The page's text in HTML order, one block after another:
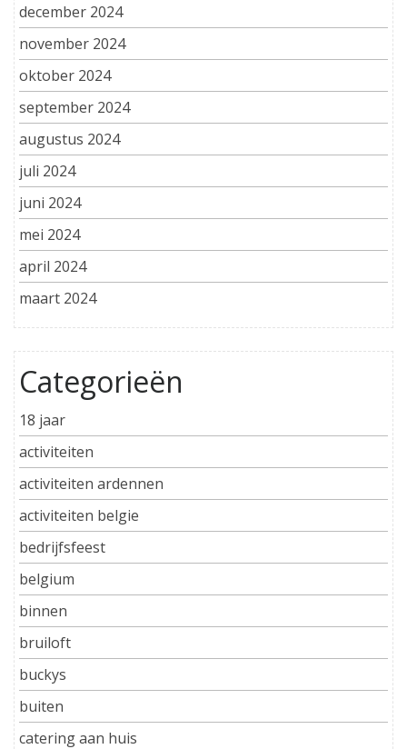
december 2024
november 2024
oktober 2024
september 2024
augustus 2024
juli 2024
juni 2024
mei 2024
april 2024
maart 2024
Categorieën
18 jaar
activiteiten
activiteiten ardennen
activiteiten belgie
bedrijfsfeest
belgium
binnen
bruiloft
buckys
buiten
catering aan huis